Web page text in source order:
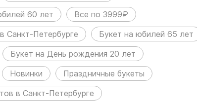
60 лет
Все по 3999₽
Санкт-Петербурге
Букет на юбилей 65 лет
Букет на День рождения 20 лет
Новинки
Праздничные букеты
в Санкт-Петербурге